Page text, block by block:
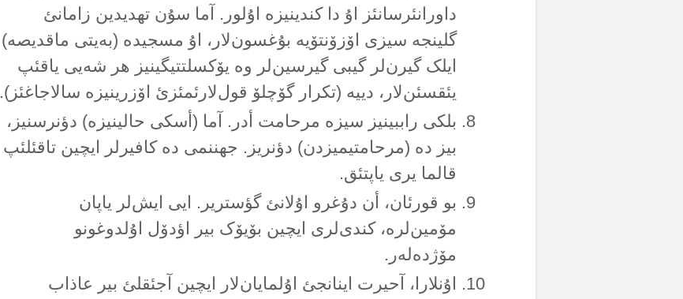
داورانئرسانئز اۇ دا کندینیزە اۇلور. آما سۇن تهدیدین زامانئ
گلینجە سیزی اۆزۆنتۆیە بۇغسون‌لار، اۇ مسجیدە (بەیتی ماقدیصە)
ایلک گیرن‌لر گیبی گیرسین‌لر وە یۆکسلتتیگینیز هر شەیی یاقئپ
یئقسئن‌لار، دییە (تکرار گۆچلۆ قول‌لارئمئزئ اۆزرینیزە سالاجاغئز).
بلکی راببینیز سیزە مرحامت أدر. آما (أسکی حالینیزە) دؤنرسنیز،
بیز دە (مرحامتیمیزدن) دؤنریز. جهننمی دە کافیرلر ایچین تاقئلئپ
قالما یری یاپتئق.
بو قورئان، أن دۇغرو اۇلانئ گؤستریر. ایی ایش‌لر یاپان
مۆمین‌لرە، کندی‌لری ایچین بۆیۆک بیر اؤدۆل اۇلدوغونو
مۆژدەلەر.
اۇنلارا، آحیرت اینانجئ اۇلمایان‌لار ایچین آجئقلئ بیر عاذاب